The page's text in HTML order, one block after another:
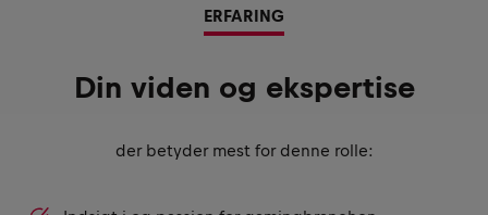
ERFARING
Din viden og ekspertise
der betyder mest for denne rolle: